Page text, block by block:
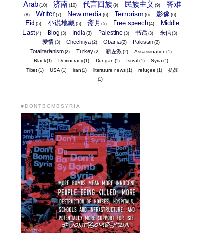
Arab (10) 济南 (10) 代言回族 (9) 民族主义 (9) 答难
(8) Writer (7) New media (6) Terrorism (6) 影像 (6)
Eid (5) 小说地藏 (5) 斋月 (5) Free speech (4)
Middle
East(4) Blog (3) India (3) Palestine (3) 书话 (3) 来信(3)
爱情 (3) Chechnya (2) Obama(2) Pakistan (2)
Totalitarianism (2) Turkey (2) 新左派 (2) Assassination (1)
Black(1) Democracy (1) Dungan (1) Isreal (1) Syria (1)
Tibet (1) USA (1) iran (1) literature news (1) refugee (1) 抗战
(1)
#DONTBOMBSYRIA